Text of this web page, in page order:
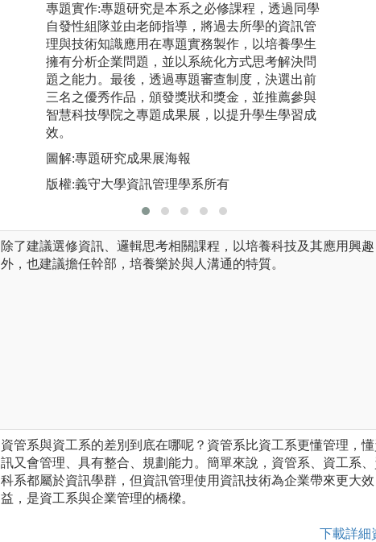
專題實作:專題研究是本系之必修課程，透過同學
自發性組隊並由老師指導，將過去所學的資訊管
理與技術知識應用在專題實務製作，以培養學生
擁有分析企業問題，並以系統化方式思考解決問
題之能力。最後，透過專題審查制度，決選出前
三名之優秀作品，頒發獎狀和獎金，並推薦參與
智慧科技學院之專題成果展，以提升學生學習成
效。
圖解:專題研究成果展海報
版權:義守大學資訊管理學系所有
除了建議選修資訊、邏輯思考相關課程，以培養科技及其應用興趣
外，也建議擔任幹部，培養樂於與人溝通的特質。
資管系與資工系的差別到底在哪呢？資管系比資工系更懂管理，懂
訊又會管理、具有整合、規劃能力。簡單來說，資管系、資工系、
科系都屬於資訊學群，但資訊管理使用資訊技術為企業帶來更大效
益，是資工系與企業管理的橋樑。
下載詳細